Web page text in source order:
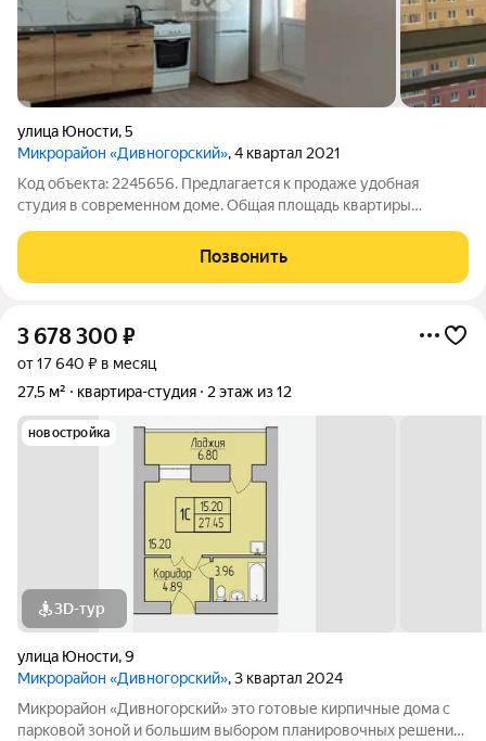
улица Юности,5
Микрорайон «Дивногорский», 4 квартал 2021
Код объекта: 2245656. Предлагается к продаже удобная
студия в современном доме. Общая площадь квартиры
на 11 этаже 12-этажного дома, построенного в 2021 году.
Позвонить
3 678 300 ₽
от 17 640 ₽ в месяц
27,5 м²
квартира-студия 2 этаж из 12
новостройка
3D-тур
улица Юности,9
Микрорайон «Дивногорский», 3 квартал 2024
Микрорайон «Дивногорский» это готовые кирпичные дома с
парковой зоной и большим выбором планировочных решений.